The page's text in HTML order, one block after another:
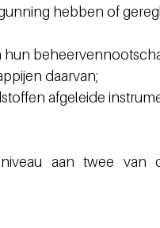
hebben of
hun
daarvan;
afgeleide
aan twee van